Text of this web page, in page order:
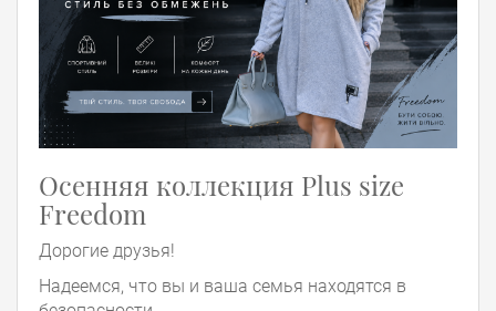
Осенняя коллекция Plus size
Freedom
Дорогие друзья!
Надеемся, что вы и ваша семья находятся в